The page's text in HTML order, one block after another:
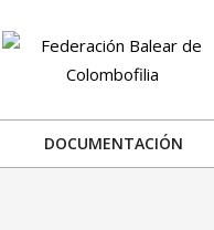
DOCUMENTACIÓN